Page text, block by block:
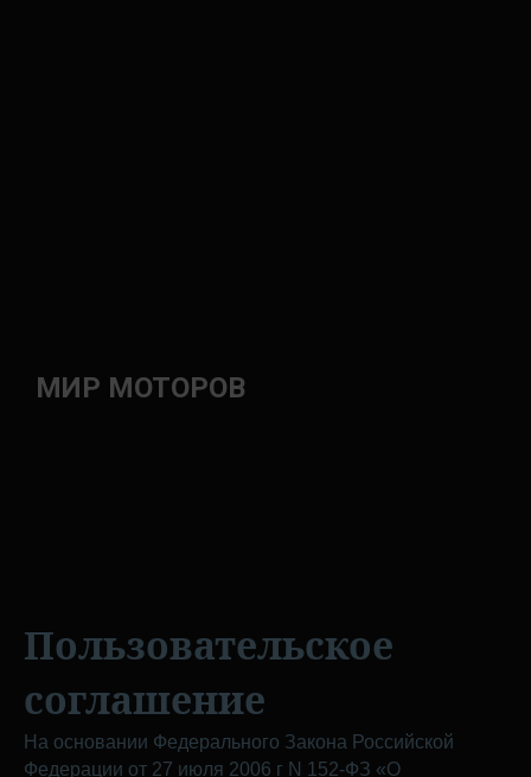
МИР МОТОРОВ
Пользовательское
соглашение
На основании Федерального Закона Российской
Федерации от 27 июля 2006 г N 152-ФЗ «О